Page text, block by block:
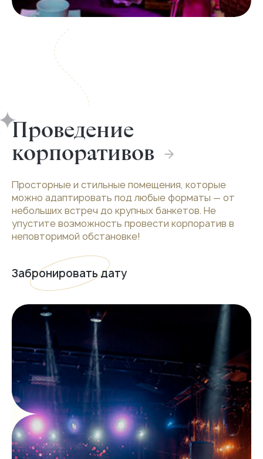
Проведение
корпоративов
Просторные и стильные помещения, которые
можно адаптировать под любые форматы — от
небольших встреч до крупных банкетов. Не
упустите возможность провести корпоратив в
неповторимой обстановке!
Забронировать дату